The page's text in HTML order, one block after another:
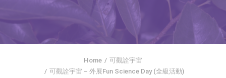
Home
可觀詮宇宙
可觀詮宇宙 – 外展Fun Science Day (全級活動)